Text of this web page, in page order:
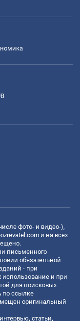
фото- и видео-),
и на всех
письменного
обязательной
- при
и при
для поисковых
по ссылке
оригинальный
статьи,